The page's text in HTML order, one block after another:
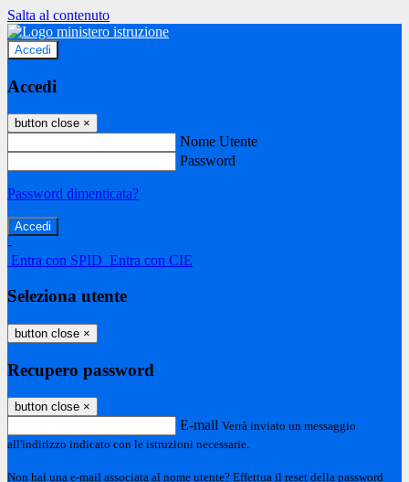
Salta al contenuto
Accedi
Accedi
button close ×
Nome Utente
Password
Password dimenticata?
-
Entra con SPID Entra con CIE
Seleziona utente
button close ×
Recupero password
button close ×
E-mail Verrà inviato un messaggio
all'indirizzo indicato con le istruzioni necessarie.
Non hai una e-mail associata al nome utente? Effettua il reset della password